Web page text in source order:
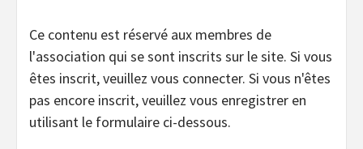
Ce contenu est réservé aux membres de
l'association qui se sont inscrits sur le site. Si vous
êtes inscrit, veuillez vous connecter. Si vous n'êtes
pas encore inscrit, veuillez vous enregistrer en
utilisant le formulaire ci-dessous.